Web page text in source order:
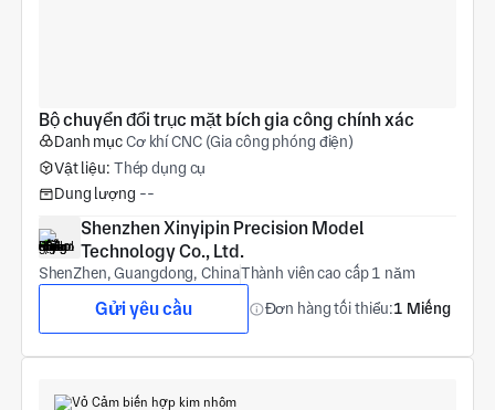
Bộ chuyển đổi trục mặt bích gia công chính xác
Danh mụcCơ khí CNC (Gia công phóng điện)
Vật liệu: Thép dụng cụ
Dung lượng --
Shenzhen Xinyipin Precision Model
Technology Co., Ltd.
ShenZhen, Guangdong, ChinaThành viên cao cấp 1 năm
Gửi yêu cầu Đơn hàng tối thiểu:1 Miếng